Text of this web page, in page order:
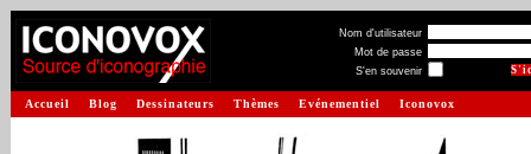
Nom d'utilisateur
Mot de passe
S'en souvenir
Accueil Blog Dessinateurs Thèmes Evénementiel Iconovox